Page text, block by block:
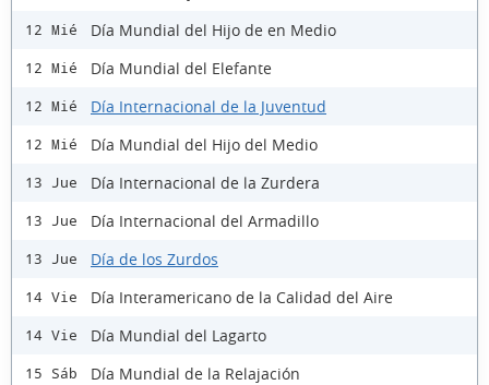
12 Mié Día Mundial del Hijo de en Medio
12 Mié Día Mundial del Elefante
12 Mié Día Internacional de la Juventud
12 Mié Día Mundial del Hijo del Medio
13 Jue Día Internacional de la Zurdera
13 Jue Día Internacional del Armadillo
13 Jue Día de los Zurdos
14 Vie Día Interamericano de la Calidad del Aire
14 Vie Día Mundial del Lagarto
15 Sáb Día Mundial de la Relajación